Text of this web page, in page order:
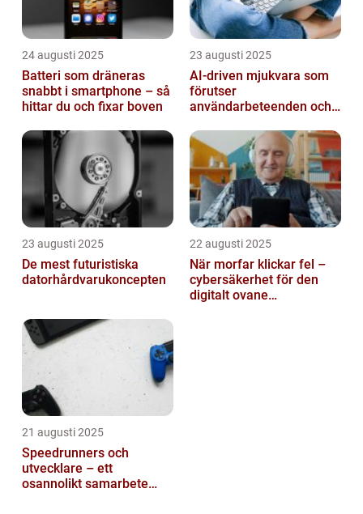
24 augusti 2025
Batteri som dräneras
snabbt i smartphone – så
hittar du och fixar boven
23 augusti 2025
AI-driven mjukvara som
förutser
användarbeteenden och
23 augusti 2025
De mest futuristiska
datorhårdvarukoncepten
22 augusti 2025
När morfar klickar fel –
cybersäkerhet för den
digitalt ovane
21 augusti 2025
Speedrunners och
utvecklare – ett
osannolikt samarbete